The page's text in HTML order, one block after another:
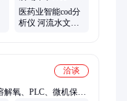
医药业智能cod分
析仪 河流水文水
洽谈
解氧、PLC、微机保护